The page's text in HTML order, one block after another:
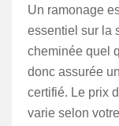
Un ramonage
essentiel sur la
cheminée quel
donc assurée
certifié. Le prix
varie selon